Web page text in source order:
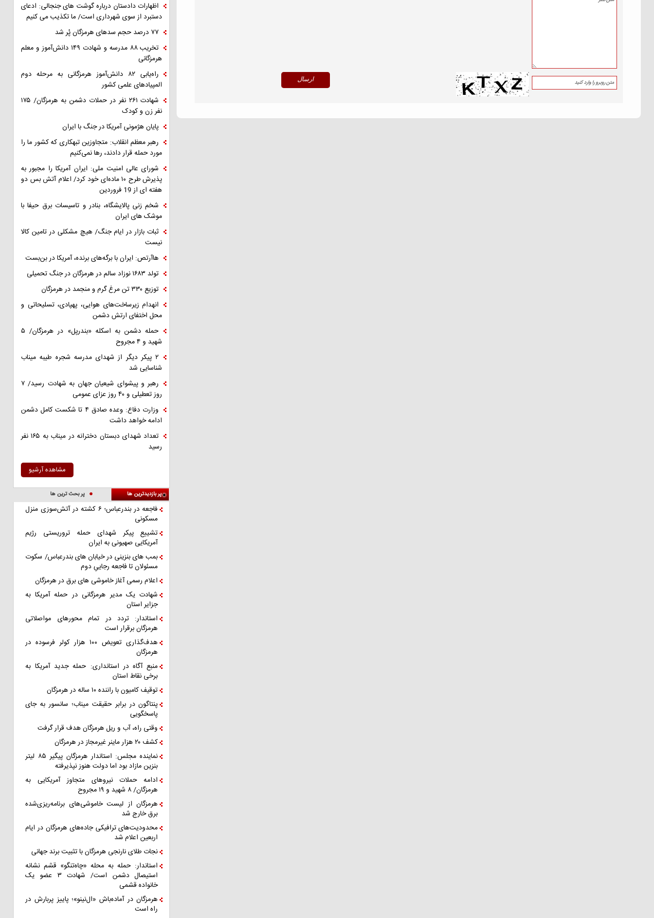
اظهارات دادستان درباره گوشت های جنجالی: ادعای
دستبرد از سوی شهرداری است/ ما تکذیب می کنیم
۷۷ درصد حجم سدهای هرمزگان پُر شد
تخریب ۸۸ مدرسه و شهادت ۱۴۹ دانش‌آموز و معلم
هرمزگانی
راه‌یابی ۸۲ دانش‌آموز هرمزگانی به مرحله دوم
المپیادهای علمی کشور
شهادت ۲۶۱ نفر در حملات دشمن به هرمزگان/ ۱۷۵
نفر زن و کودک
پایان هژمونی آمریکا در جنگ با ایران
رهبر معظم انقلاب: متجاوزین تبهکاری که کشور ما را
مورد حمله قرار دادند، رها نمی‌کنیم
شورای عالی امنیت ملی: ایران آمریکا را مجبور به
پذیرش طرح ۱۰ ماده‌ای خود کرد/ اعلام آتش بس دو
هفته ای از 19 فروردین
شخم زنی پالایشگاه، بنادر و تاسیسات برق حیفا با
موشک های ایران
ثبات بازار در ایام جنگ/ هیچ مشکلی در تامین کالا
نیست
هاآرتص: ایران با برگه‌های برنده، آمریکا در بن‌بست
تولد ۱۶۸۳ نوزاد سالم در هرمزگان در جنگ تحمیلی
توزیع ۳۳۰ تن مرغ گرم و منجمد در هرمزگان
انهدام زیرساخت‌های هوایی، پهپادی، تسلیحاتی و
محل اختفای ارتش دشمن
حمله دشمن به اسکله «بندرپل» در هرمزگان/ ۵
شهید و ۴ مجروح
۲ پیکر دیگر از شهدای مدرسه شجره طیبه میناب
شناسایی شد
رهبر و پیشوای شیعیان جهان به شهادت رسید/ ۷
روز تعطیلی و ۴۰ روز عزای عمومی
وزارت دفاع: وعده صادق ۴ تا شکست کامل دشمن
ادامه خواهد داشت
تعداد شهدای دبستان دخترانه در میناب به ۱۶۵ نفر
رسید
مشاهده آرشیو
پر بازدیدترین ها پر بحث ترین ها
فاجعه در بندرعباس؛ ۶ کشته در آتش‌سوزی منزل
مسکونی
تشییع پیکر شهدای حمله تروریستی رژیم
آمریکایی صهیونی به ایران
بمب های بنزینی در خیابان های بندرعباس/ سکوت
مسئولان تا فاجعه رجاییِ دوم
اعلام رسمی آغاز خاموشی های برق در هرمزگان
شهادت یک مدیر هرمزگانی در حمله آمریکا به
جزایر استان
استاندار: تردد در تمام محورهای مواصلاتی
هرمزگان برقرار است
هدف‌گذاری تعویض ۱۰۰ هزار کولر فرسوده در
هرمزگان
منبع آگاه در استانداری: حمله جدید آمریکا به
برخی نقاط استان
توقیف کامیون با راننده ۱۰ ساله در هرمزگان
پنتاگون در برابر حقیقت میناب؛ سانسور به جای
پاسخگویی
وقتی راه، آب و ریل هرمزگان هدف قرار گرفت
کشف ۲۰ هزار ماینر غیرمجاز در هرمزگان
نماینده مجلس: استاندار هرمزگان پیگیر ۸۵ لیتر
بنزین مازاد بود اما دولت هنوز نپذیرفته
ادامه حملات نیروهای متجاوز آمریکایی به
هرمزگان/ ۸ شهید و ۱۹ مجروح
هرمزگان از لیست خاموشی‌های برنامه‌ریزی‌شده
برق خارج شد
محدودیت‌های ترافیکی جاده‌های هرمزگان در ایام
اربعین اعلام شد
نجات طلای نارنجی هرمزگان با تثبیت برند جهانی
استاندار: حمله به محله «چاه‌تنگو» قشم نشانه
استیصال دشمن است/ شهادت ۳ عضو یک
خانواده قشمی
هرمزگان در آماده‌باش «ال‌نینو»؛ پاییز پربارش در
راه است